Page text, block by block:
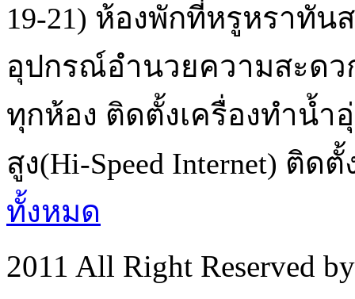
19-21) ห้องพักที่หรูหราทัน
อุปกรณ์อำนวยความสะด
ทุกห้อง ติดตั้งเครื่องทำน้ำ
สูง(Hi-Speed Internet) ติด
ทั้งหมด
2011 All Right Reserved